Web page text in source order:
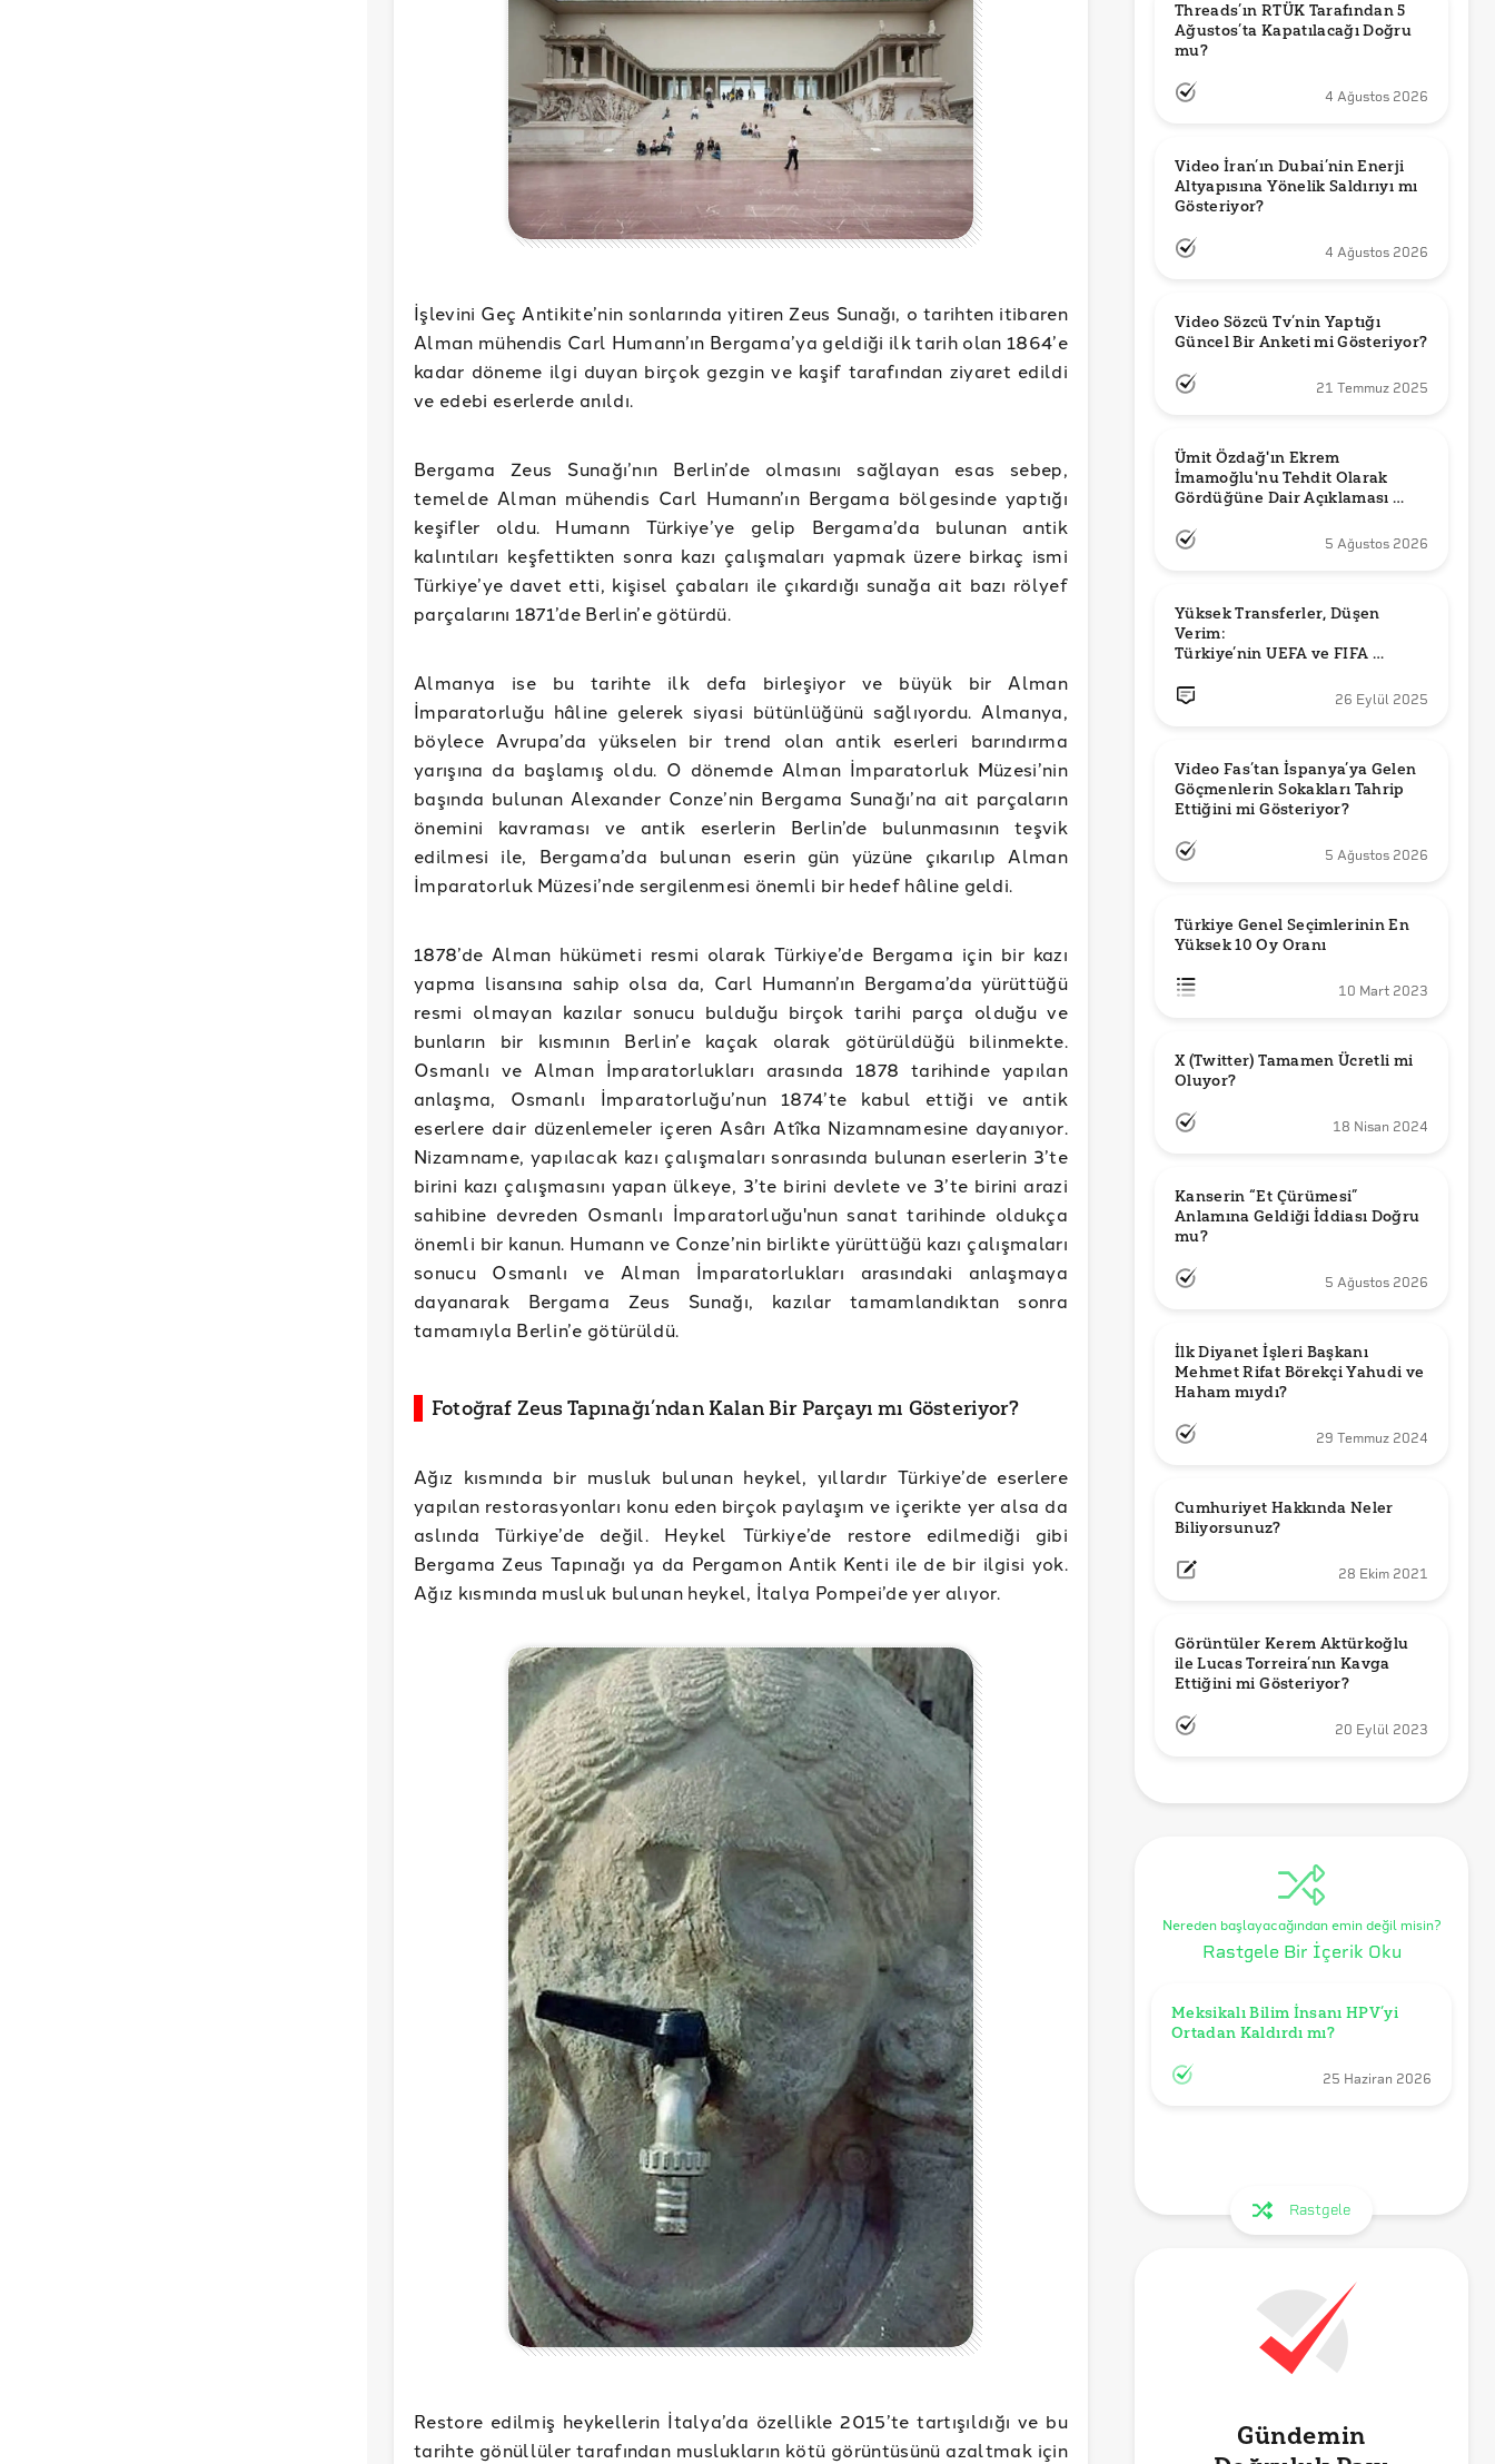
İşlevini Geç Antikite’nin sonlarında yitiren Zeus Sunağı, o tarihten itibaren
Alman mühendis Carl Humann’ın Bergama’ya geldiği ilk tarih olan 1864’e
kadar döneme ilgi duyan birçok gezgin ve kaşif tarafından ziyaret edildi
ve edebi eserlerde anıldı.
Bergama Zeus Sunağı’nın Berlin’de olmasını sağlayan esas sebep,
temelde Alman mühendis Carl Humann’ın Bergama bölgesinde yaptığı
keşifler oldu. Humann Türkiye’ye gelip Bergama’da bulunan antik
kalıntıları keşfettikten sonra kazı çalışmaları yapmak üzere birkaç ismi
Türkiye’ye davet etti, kişisel çabaları ile çıkardığı sunağa ait bazı rölyef
parçalarını 1871’de Berlin’e götürdü.
Almanya ise bu tarihte ilk defa birleşiyor ve büyük bir Alman
İmparatorluğu hâline gelerek siyasi bütünlüğünü sağlıyordu. Almanya,
böylece Avrupa’da yükselen bir trend olan antik eserleri barındırma
yarışına da başlamış oldu. O dönemde Alman İmparatorluk Müzesi’nin
başında bulunan Alexander Conze’nin Bergama Sunağı’na ait parçaların
önemini kavraması ve antik eserlerin Berlin’de bulunmasının teşvik
edilmesi ile, Bergama’da bulunan eserin gün yüzüne çıkarılıp Alman
İmparatorluk Müzesi’nde sergilenmesi önemli bir hedef hâline geldi.
1878’de Alman hükümeti resmi olarak Türkiye’de Bergama için bir kazı
yapma lisansına sahip olsa da, Carl Humann’ın Bergama’da yürüttüğü
resmi olmayan kazılar sonucu bulduğu birçok tarihi parça olduğu ve
bunların bir kısmının Berlin’e kaçak olarak götürüldüğü bilinmekte.
Osmanlı ve Alman İmparatorlukları arasında 1878 tarihinde yapılan
anlaşma, Osmanlı İmparatorluğu’nun 1874’te kabul ettiği ve antik
eserlere dair düzenlemeler içeren Asârı Atîka Nizamnamesine dayanıyor.
Nizamname, yapılacak kazı çalışmaları sonrasında bulunan eserlerin 3’te
birini kazı çalışmasını yapan ülkeye, 3’te birini devlete ve 3’te birini arazi
sahibine devreden Osmanlı İmparatorluğu'nun sanat tarihinde oldukça
önemli bir kanun. Humann ve Conze’nin birlikte yürüttüğü kazı çalışmaları
sonucu Osmanlı ve Alman İmparatorlukları arasındaki anlaşmaya
dayanarak Bergama Zeus Sunağı, kazılar tamamlandıktan sonra
tamamıyla Berlin’e götürüldü.
Fotoğraf Zeus Tapınağı’ndan Kalan Bir Parçayı mı Gösteriyor?
Ağız kısmında bir musluk bulunan heykel, yıllardır Türkiye’de eserlere
yapılan restorasyonları konu eden birçok paylaşım ve içerikte yer alsa da
aslında Türkiye’de değil. Heykel Türkiye’de restore edilmediği gibi
Bergama Zeus Tapınağı ya da Pergamon Antik Kenti ile de bir ilgisi yok.
Ağız kısmında musluk bulunan heykel, İtalya Pompei’de yer alıyor.
Restore edilmiş heykellerin İtalya’da özellikle 2015’te tartışıldığı ve bu
tarihte gönüllüler tarafından muslukların kötü görüntüsünü azaltmak için
Threads’ın RTÜK Tarafından 5
Ağustos’ta Kapatılacağı Doğru
mu?
4 Ağustos 2026
Video İran’ın Dubai’nin Enerji
Altyapısına Yönelik Saldırıyı mı
Gösteriyor?
4 Ağustos 2026
Video Sözcü Tv’nin Yaptığı
Güncel Bir Anketi mi Gösteriyor?
21 Temmuz 2025
Ümit Özdağ'ın Ekrem
İmamoğlu'nu Tehdit Olarak
Gördüğüne Dair Açıklaması
5 Ağustos 2026
Yüksek Transferler, Düşen
Verim:
Türkiye’nin UEFA ve FIFA
26 Eylül 2025
Video Fas’tan İspanya’ya Gelen
Göçmenlerin Sokakları Tahrip
Ettiğini mi Gösteriyor?
5 Ağustos 2026
Türkiye Genel Seçimlerinin En
Yüksek 10 Oy Oranı
10 Mart 2023
X (Twitter) Tamamen Ücretli mi
Oluyor?
18 Nisan 2024
Kanserin “Et Çürümesi”
Anlamına Geldiği İddiası Doğru
mu?
5 Ağustos 2026
İlk Diyanet İşleri Başkanı
Mehmet Rifat Börekçi Yahudi ve
Haham mıydı?
29 Temmuz 2024
Cumhuriyet Hakkında Neler
Biliyorsunuz?
28 Ekim 2021
Görüntüler Kerem Aktürkoğlu
ile Lucas Torreira’nın Kavga
Ettiğini mi Gösteriyor?
20 Eylül 2023
Nereden başlayacağından emin değil misin?
Rastgele Bir İçerik Oku
Meksikalı Bilim İnsanı HPV’yi
Ortadan Kaldırdı mı?
25 Haziran 2026
Rastgele
Gündemin